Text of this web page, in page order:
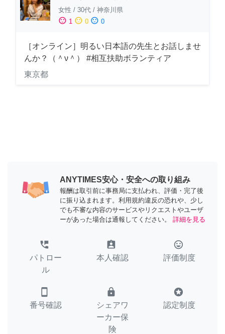
女性 / 30代 / 神奈川県
sentiment_satisfied 1 sentiment_neutral 0 sentiment_dissatisfied 0
［オンライン］明るい日本語の先生とお話しませ
んか？（＾ν＾） #相互扶助ボランティア
東京都
ANYTIMES安心・安全への取り組み
報酬は取引前に事務局に支払われ、評価・完了後
に振り込まれます。利用規約違反の恐れや、少し
でも不審な内容のサービスやリクエストやユーザ
ーがあった場合は通報してください。
詳細を見る
perm_phone_msg
パトロー
ル
assignment_ind
本人確認
tag_faces
評価制度
smartphone
番号確認
lock
シェアワ
ーカー保
険
stars
認定制度